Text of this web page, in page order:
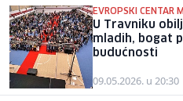
EVROPSKI CENTAR
U Travniku
mladih, bogat
budućnosti
09.05.2026. u 20:30